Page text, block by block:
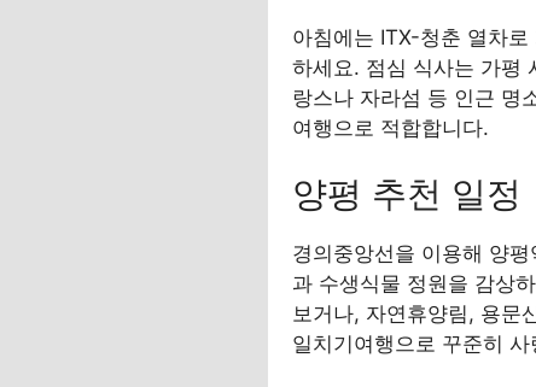
아침에는 ITX-청춘 열차
하세요. 점심 식사는 가평
랑스나 자라섬 등 인근 명
여행으로 적합합니다.
양평 추천 일정
경의중앙선을 이용해 양
과 수생식물 정원을 감상
보거나, 자연휴양림, 용문
일치기여행으로 꾸준히